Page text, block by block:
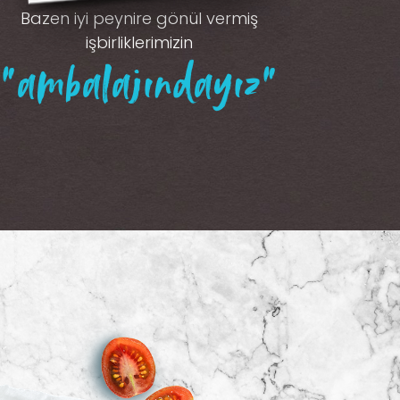
Bazen iyi peynire gönül vermiş
işbirliklerimizin
“ambalajındayız”